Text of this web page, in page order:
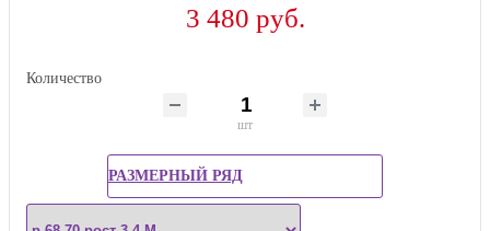
3 480 руб.
Количество
шт
РАЗМЕРНЫЙ РЯД